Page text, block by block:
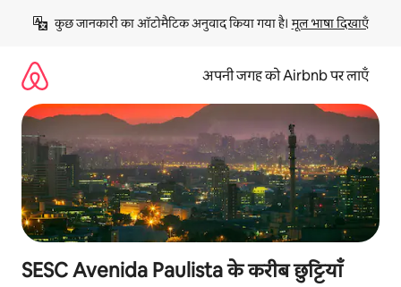
छोड़कर
कॉन्टेंट
कुछ जानकारी का ऑटोमैटिक अनुवाद किया गया है। मूल भाषा दिखाएँ
अपनी जगह को Airbnb पर लाएँ
SESC Avenida Paulista के करीब छुट्टियाँ